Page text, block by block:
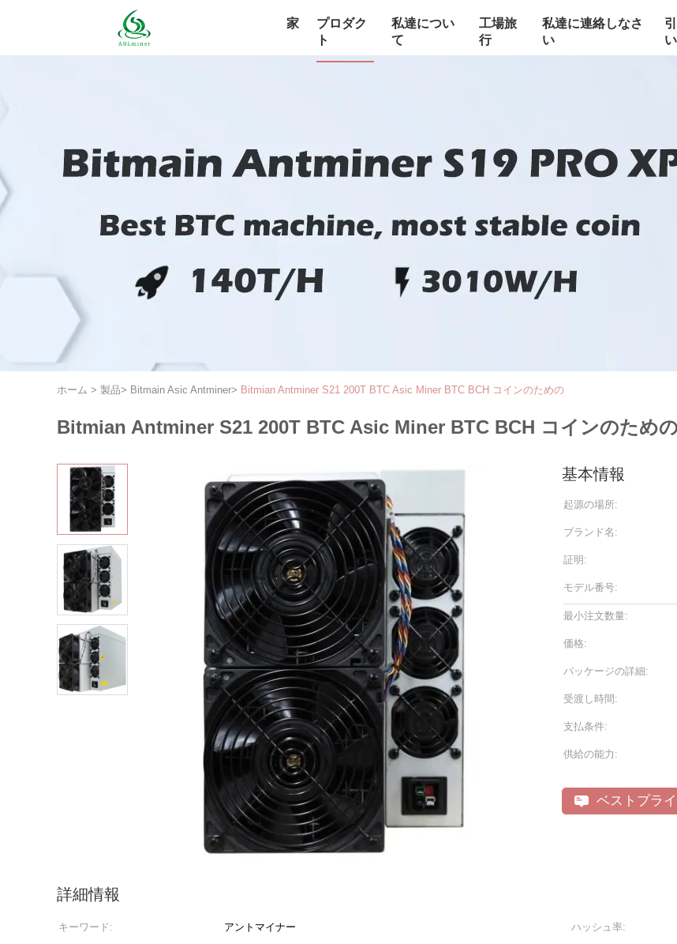
家
プロダク
ト
私達につい
て
工場旅
行
私達に連絡しなさ
い
い
ホーム > 製品> Bitmain Asic Antminer> Bitmian Antminer S21 200T BTC Asic Miner BTC BCH コインのための
Bitmian Antminer S21 200T BTC Asic Miner BTC BCH コインのための
基本情報
起源の場所:
ブランド名:
証明:
モデル番号:
最小注文数量:
価格:
パッケージの詳細:
受渡し時間:
支払条件:
供給の能力:
ベストプラ
詳細情報
キーワード: アントマイナー ハッシュ率: